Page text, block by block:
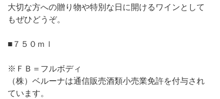
大切な方への贈り物や特別な日に開けるワインとして
もぜひどうぞ。
■７５０ｍｌ
※ＦＢ＝フルボディ
（株）ベルーナは通信販売酒類小売業免許を付与され
ています。